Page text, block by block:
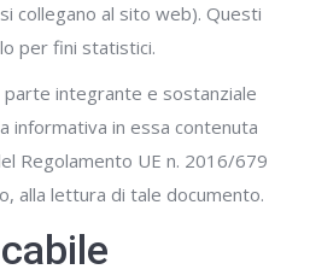
collegano al sito web). Questi
per fini statistici.
integrante e sostanziale
informativa in essa contenuta
Regolamento UE n. 2016/679
alla lettura di tale documento.